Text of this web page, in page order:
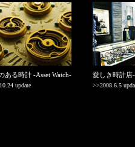
ある時計 -Asset Watch-
update
愛しき時計
>>2008.6.5